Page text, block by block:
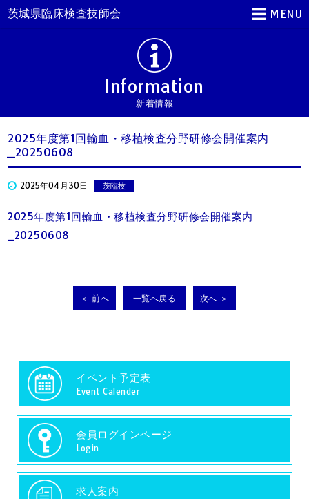
MENU
茨城県臨床検査技師会
Information
新着情報
2025年度第1回輸血・移植検査分野研修会開催案内
_20250608
2025年04月30日 茨臨技
2025年度第1回輸血・移植検査分野研修会開催案内
_20250608
＜ 前へ 一覧へ戻る 次へ ＞
イベント予定表
Event Calender
会員ログインページ
Login
求人案内